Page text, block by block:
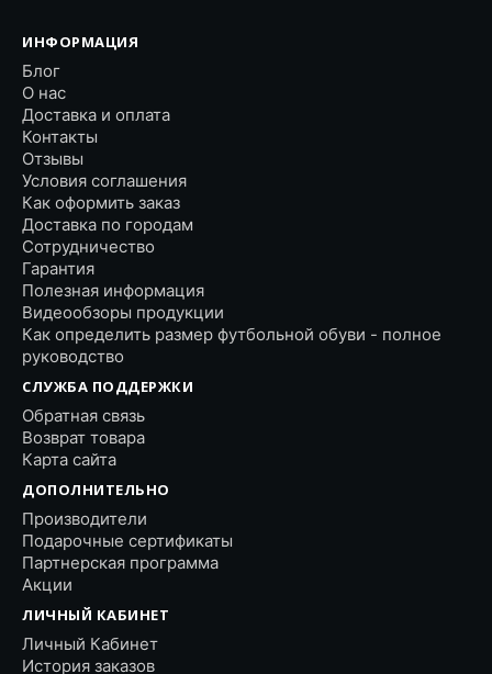
ИНФОРМАЦИЯ
Блог
О нас
Доставка и оплата
Контакты
Отзывы
Условия соглашения
Как оформить заказ
Доставка по городам
Сотрудничество
Гарантия
Полезная информация
Видеообзоры продукции
Как определить размер футбольной обуви - полное
руководство
СЛУЖБА ПОДДЕРЖКИ
Обратная связь
Возврат товара
Карта сайта
ДОПОЛНИТЕЛЬНО
Производители
Подарочные сертификаты
Партнерская программа
Акции
ЛИЧНЫЙ КАБИНЕТ
Личный Кабинет
История заказов